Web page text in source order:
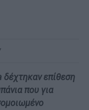
δέχτηκαν επίθεση
που για